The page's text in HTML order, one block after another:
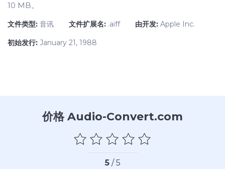
10 MB。
文件类型: 音讯 文件扩展名: .aiff 由开发: Apple Inc.
初始发行: January 21, 1988
价格 Audio-Convert.com
5/ 5